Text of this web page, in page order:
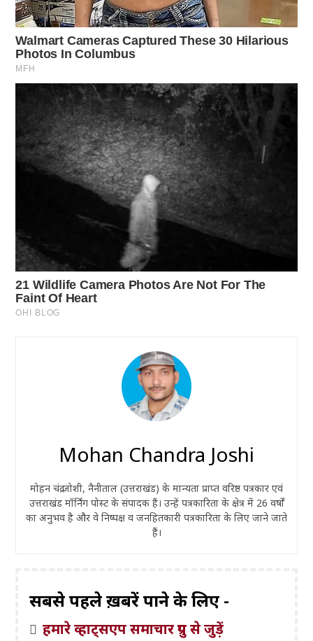
Mohan Chandra Joshi
मोहन चंद्र जोशी, नैनीताल (उत्तराखंड) के मान्यता प्राप्त वरिष्ठ पत्रकार एवं
उत्तराखंड मॉर्निंग पोस्ट के संपादक हैं। उन्हें पत्रकारिता के क्षेत्र में 26 वर्षों
का अनुभव है और वे निष्पक्ष व जनहितकारी पत्रकारिता के लिए जाने जाते
हैं।
सबसे पहले ख़बरें पाने के लिए -
हमारे व्हाट्सएप समाचार ग्रुप से जुड़ें